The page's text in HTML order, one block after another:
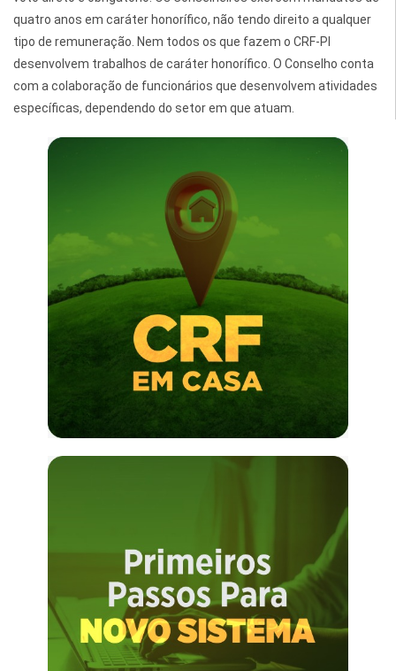
quatro anos em caráter honorífico, não tendo direito a qualquer
tipo de remuneração. Nem todos os que fazem o CRF-PI
desenvolvem trabalhos de caráter honorífico. O Conselho conta
com a colaboração de funcionários que desenvolvem atividades
específicas, dependendo do setor em que atuam.